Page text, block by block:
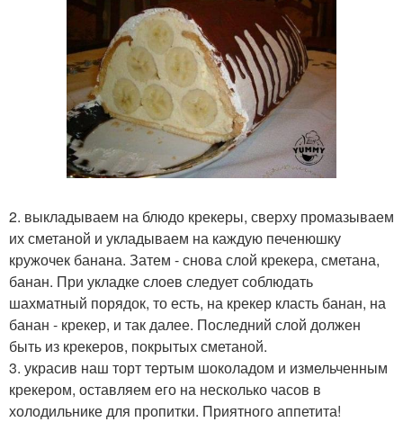
2. выкладываем на блюдо крекеры, сверху промазываем
их сметаной и укладываем на каждую печенюшку
кружочек банана. Затем - снова слой крекера, сметана,
банан. При укладке слоев следует соблюдать
шахматный порядок, то есть, на крекер класть банан, на
банан - крекер, и так далее. Последний слой должен
быть из крекеров, покрытых сметаной.
3. украсив наш торт тертым шоколадом и измельченным
крекером, оставляем его на несколько часов в
холодильнике для пропитки. Приятного аппетита!